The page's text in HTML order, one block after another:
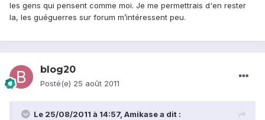
les gens qui pensent comme moi. Je me permettrais d'en rester
la, les guéguerres sur forum m’intéressent peu.
blog20
Posté(e) 25 août 2011
Le 25/08/2011 à 14:57, Amikase a dit :